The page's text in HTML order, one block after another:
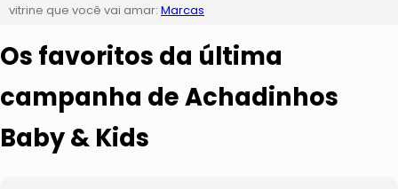
vitrine que você vai amar: Marcas
Os favoritos da última
campanha de Achadinhos
Baby & Kids